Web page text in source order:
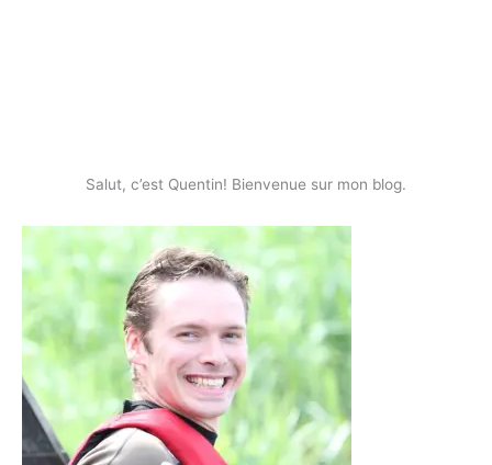
Salut, c’est Quentin! Bienvenue sur mon blog.